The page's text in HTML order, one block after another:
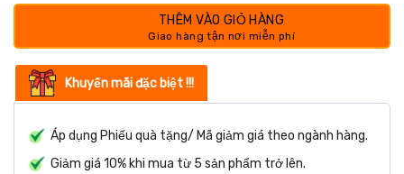
13.050 ₫.
THÊM VÀO GIỎ HÀNG
Khuyến mãi đặc biệt !!!
Áp dụng Phiếu quà tặng/ Mã giảm giá theo ngành hàng.
Giảm giá 10% khi mua từ 5 sản phẩm trở lên.